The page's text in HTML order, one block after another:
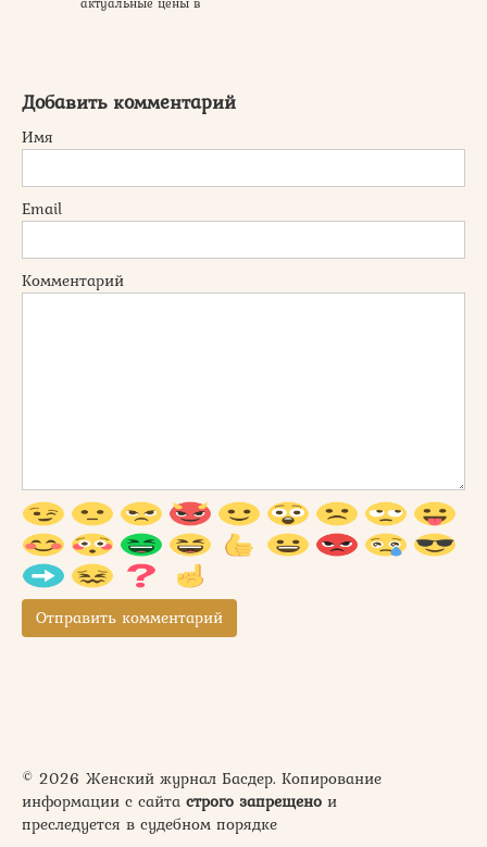
Добавить комментарий
Имя
Email
Комментарий
© 2026 Женский журнал Басдер. Копирование
информации с сайта строго запрещено и
преследуется в судебном порядке